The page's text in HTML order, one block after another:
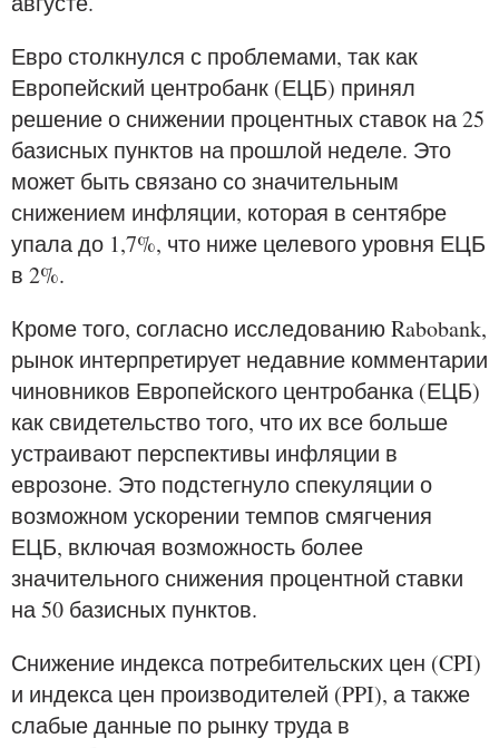
Евро столкнулся с проблемами, так как
Европейский центробанк (ЕЦБ) принял
решение о снижении процентных ставок на 25
базисных пунктов на прошлой неделе. Это
может быть связано со значительным
снижением инфляции, которая в сентябре
упала до 1,7%, что ниже целевого уровня ЕЦБ
в 2%.
Кроме того, согласно исследованию Rabobank,
рынок интерпретирует недавние комментарии
чиновников Европейского центробанка (ЕЦБ)
как свидетельство того, что их все больше
устраивают перспективы инфляции в
еврозоне. Это подстегнуло спекуляции о
возможном ускорении темпов смягчения
ЕЦБ, включая возможность более
значительного снижения процентной ставки
на 50 базисных пунктов.
Снижение индекса потребительских цен (CPI)
и индекса цен производителей (PPI), а также
слабые данные по рынку труда в